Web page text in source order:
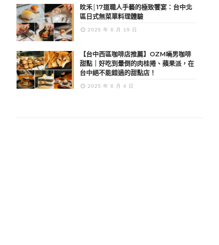
旼禾│17道職人手藝的極致饗宴：台中北
區日式無菜單料理體驗
2025 年 6 月 19 日
【台中西區咖啡店推薦】OZM啢男咖啡
甜點｜好吃到暈倒的肉桂捲、蘋果派，在
台中絕不能錯過的甜點店！
2025 年 6 月 4 日